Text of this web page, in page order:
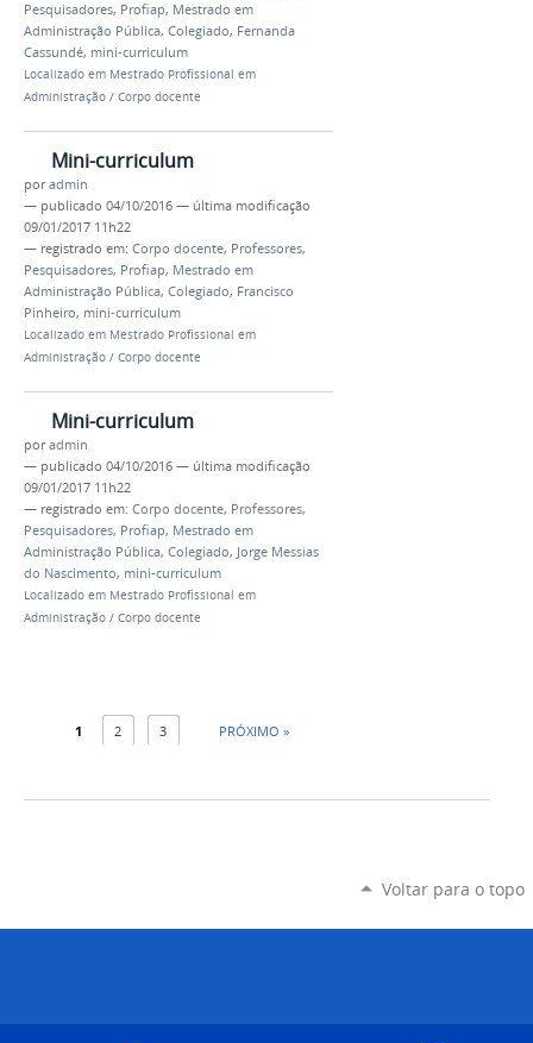
Pesquisadores, Profiap, Mestrado em
Administração Pública, Colegiado, Fernanda
Cassundé, mini-curriculum
Localizado em Mestrado Profissional em
Administração / Corpo docente
Mini-curriculum
poradmin
— publicado 04/10/2016 — última modificação
09/01/2017 11h22
— registrado em: Corpo docente, Professores,
Pesquisadores, Profiap, Mestrado em
Administração Pública, Colegiado, Francisco
Pinheiro, mini-curriculum
Localizado em Mestrado Profissional em
Administração / Corpo docente
Mini-curriculum
poradmin
— publicado 04/10/2016 — última modificação
09/01/2017 11h22
— registrado em: Corpo docente, Professores,
Pesquisadores, Profiap, Mestrado em
Administração Pública, Colegiado, Jorge Messias
do Nascimento, mini-curriculum
Localizado em Mestrado Profissional em
Administração / Corpo docente
1 2 3 PRÓXIMO »
Voltar para o topo